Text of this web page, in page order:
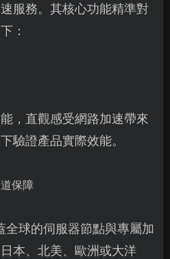
服務。其核心功能精準對
：
，直觀感受網路加速帶來
驗證產品實際效能。
保障
全球的伺服器節點與專屬加
本、北美、歐洲或大洋